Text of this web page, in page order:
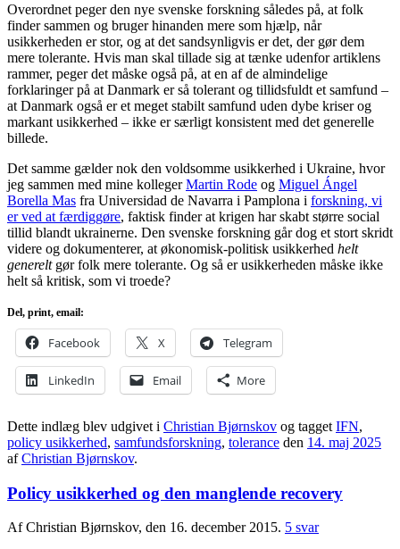
Overordnet peger den nye svenske forskning således på, at folk
finder sammen og bruger hinanden mere som hjælp, når
usikkerheden er stor, og at det sandsynligvis er det, der gør dem
mere tolerante. Hvis man skal tillade sig at tænke udenfor artiklens
rammer, peger det måske også på, at en af de almindelige
forklaringer på at Danmark er så tolerant og tillidsfuldt et samfund –
at Danmark også er et meget stabilt samfund uden dybe kriser og
markant usikkerhed – ikke er særligt konsistent med det generelle
billede.
Det samme gælder nok den voldsomme usikkerhed i Ukraine, hvor
jeg sammen med mine kollegerMartin Rode og Miguel Ángel
Borella Mas fra Universidad de Navarra i Pamplona i forskning, vi
er ved at færdiggøre, faktisk finder at krigen har skabt større social
tillid blandt ukrainerne. Den svenske forskning går dog et stort skridt
videre og dokumenterer, at økonomisk-politisk usikkerhed helt
generelt gør folk mere tolerante. Og så er usikkerheden måske ikke
helt så kritisk, som vi troede?
Del, print, email:
Facebook X Telegram
LinkedIn Email More
Dette indlæg blev udgivet i Christian Bjørnskov og tagget IFN,
policy usikkerhed, samfundsforskning, tolerance den 14. maj 2025
afChristian Bjørnskov.
Policy usikkerhed og den manglende recovery
Af Christian Bjørnskov, den 16. december 2015. 5 svar